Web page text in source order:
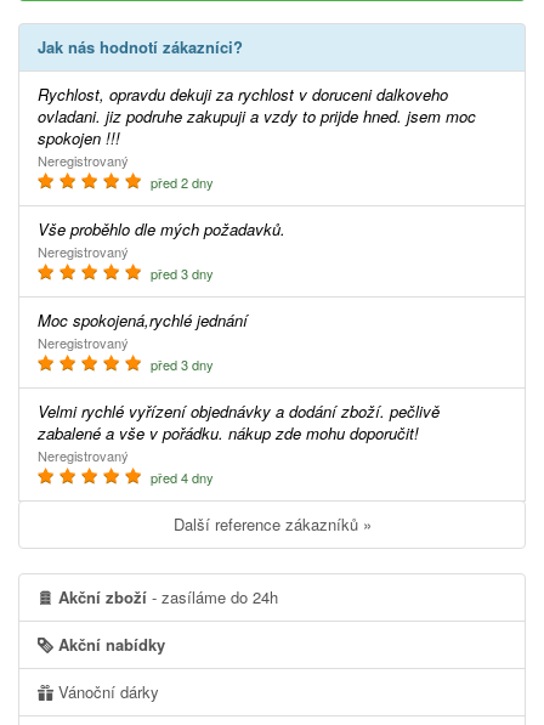
Jak nás hodnotí zákazníci?
Rychlost, opravdu dekuji za rychlost v doruceni dalkoveho
ovladani. jiz podruhe zakupuji a vzdy to prijde hned. jsem moc
spokojen !!!
Neregistrovaný
před 2 dny
Vše proběhlo dle mých požadavků.
Neregistrovaný
před 3 dny
Moc spokojená,rychlé jednání
Neregistrovaný
před 3 dny
Velmi rychlé vyřízení objednávky a dodání zboží. pečlivě
zabalené a vše v pořádku. nákup zde mohu doporučit!
Neregistrovaný
před 4 dny
Další reference zákazníků »
Akční zboží - zasíláme do 24h
Akční nabídky
Vánoční dárky